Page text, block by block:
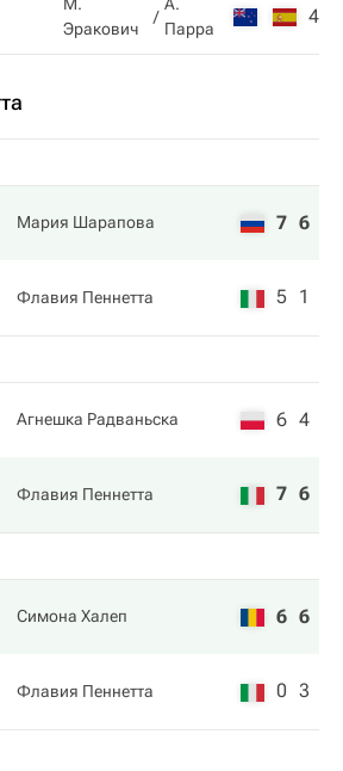
Эракович
Парра
4
Мария Шарапова 7 6
Флавия Пеннетта 5 1
Агнешка Радваньска 6 4
Флавия Пеннетта 7 6
Симона Халеп 6 6
Флавия Пеннетта 0 3